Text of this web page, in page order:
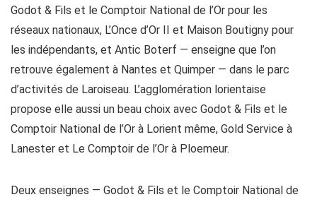
Godot & Fils et le Comptoir National de l’Or pour les
réseaux nationaux, L’Once d’Or II et Maison Boutigny pour
les indépendants, et Antic Boterf — enseigne que l’on
retrouve également à Nantes et Quimper — dans le parc
d’activités de Laroiseau. L’agglomération lorientaise
propose elle aussi un beau choix avec Godot & Fils et le
Comptoir National de l’Or à Lorient même, Gold Service à
Lanester et Le Comptoir de l’Or à Ploemeur.
Deux enseignes — Godot & Fils et le Comptoir National de